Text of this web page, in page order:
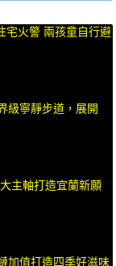
宅火警 兩孩童自行避
級寧靜步道，展開
主軸打造宜蘭新願
加值打造四季好滋味